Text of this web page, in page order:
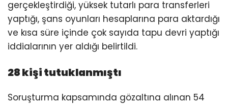
gerçekleştirdiği, yüksek tutarlı para transferleri
yaptığı, şans oyunları hesaplarına para aktardığı
ve kısa süre içinde çok sayıda tapu devri yaptığı
iddialarının yer aldığı belirtildi.
28 kişi tutuklanmıştı
Soruşturma kapsamında gözaltına alınan 54